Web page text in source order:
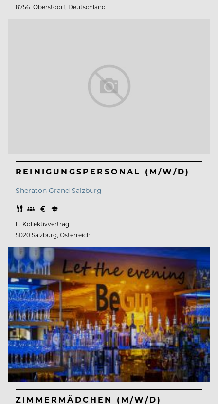
87561 Oberstdorf, Deutschland
REINIGUNGSPERSONAL (M/W/D)
Sheraton Grand Salzburg
lt. Kollektivvertrag
5020 Salzburg, Österreich
ZIMMERMÄDCHEN (M/W/D)